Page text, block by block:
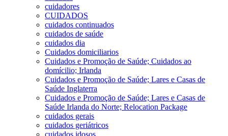
cuidadores
CUIDADOS
cuidados continuados
cuidados de saúde
cuidados dia
Cuidados domiciliarios
Cuidados e Promoção de Saúde; Cuidados ao
domícilio; Irlanda
Cuidados e Promoção de Saúde; Lares e Casas de
Saúde Inglaterra
Cuidados e Promoção de Saúde; Lares e Casas de
Saúde Irlanda do Norte; Relocation Package
cuidados gerais
cuidados geriátricos
cuidados idosos